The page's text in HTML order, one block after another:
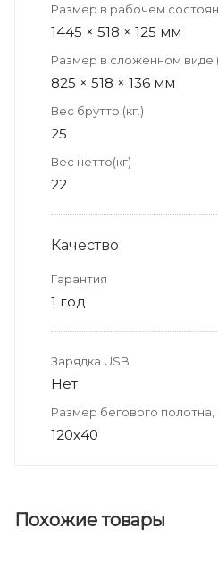
Размер в рабочем
1445 × 518 × 125 мм
Размер в сложенном виде
825 × 518 × 136 мм
Вес брутто (кг.)
25
Вес нетто(кг)
22
Качество
Гарантия
1 год
Зарядка USB
Нет
Размер бегового полотна,
120х40
Похожие товары